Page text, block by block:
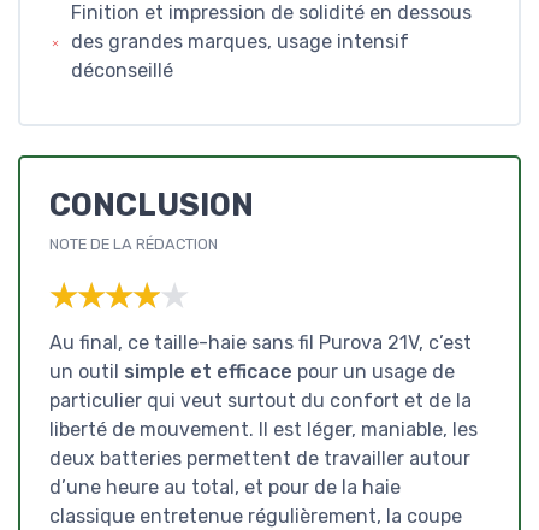
Finition et impression de solidité en dessous
des grandes marques, usage intensif
déconseillé
CONCLUSION
NOTE DE LA RÉDACTION
★★★★★
★★★★★
Au final, ce taille-haie sans fil Purova 21V, c’est
un outil simple et efficace pour un usage de
particulier qui veut surtout du confort et de la
liberté de mouvement. Il est léger, maniable, les
deux batteries permettent de travailler autour
d’une heure au total, et pour de la haie
classique entretenue régulièrement, la coupe